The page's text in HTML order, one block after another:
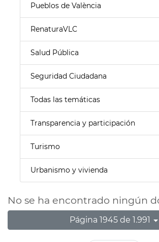
Pueblos de València
RenaturaVLC
Salud Pública
Seguridad Ciudadana
Todas las temáticas
Transparencia y participación
Turismo
Urbanismo y vivienda
No se ha encontrado ningún
Página 1945 de 1.991